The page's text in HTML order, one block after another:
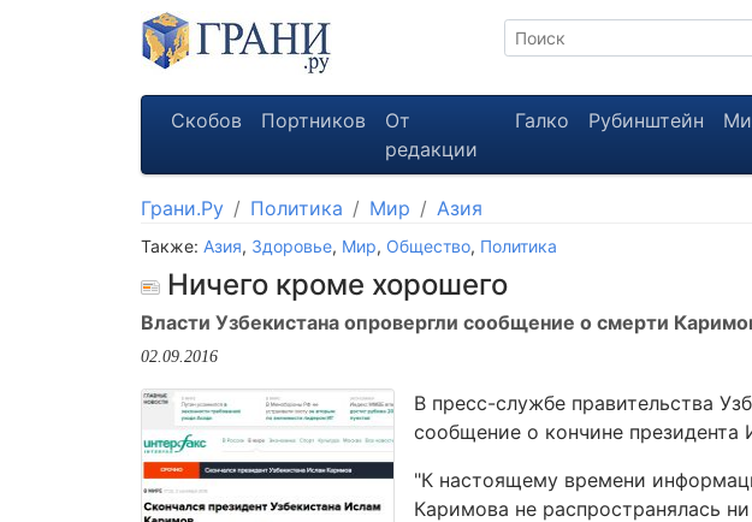
Скобов Портников
От
редакции
Галко Рубинштейн
Грани.Ру Политика Мир Азия
Также: Азия, Здоровье, Мир, Общество, Политика
Ничего кроме хорошего
Власти Узбекистана опровергли сообщение о смерти
02.09.2016
В пресс-службе правительства
сообщение о кончине
"К настоящему времени
Каримова не распространялась